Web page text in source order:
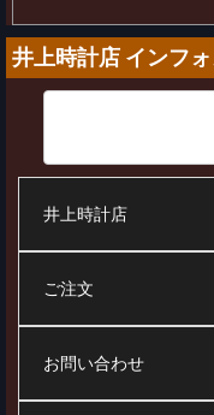
井上時計店 インフ
井上時計店
ご注文
お問い合わせ